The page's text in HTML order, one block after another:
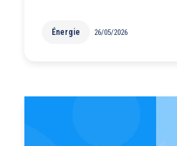
Énergie 26/05/2026